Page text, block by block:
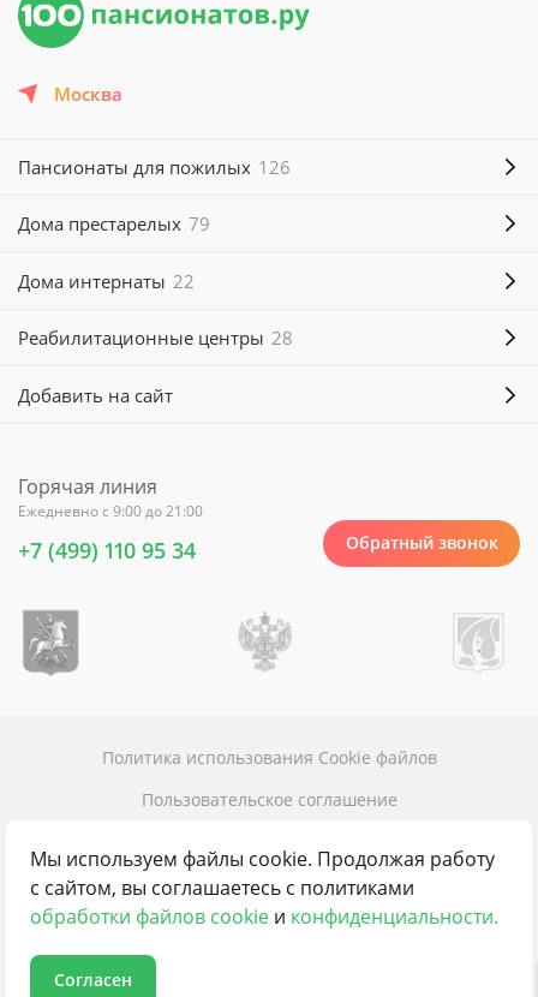
Москва
Добавить на сайт
Пансионаты для пожилых 126
Дома престарелых 79
Дома интернаты 22
Реабилитационные центры 28
Горячая линия
Ежедневно с 9:00 до 21:00
+7 (499) 110 95 34 Обратный звонок
© 2016 - 2026 100пансионатов.ру
Контакты
Карта сайта
Пользовательское соглашение
Политика использования Cookie файлов
Мы используем файлы cookie. Продолжая работу
с сайтом, вы соглашаетесь с политиками
обработки файлов cookie и конфиденциальности.
Согласен